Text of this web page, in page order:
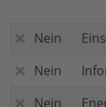
Nein
Nein
Nein